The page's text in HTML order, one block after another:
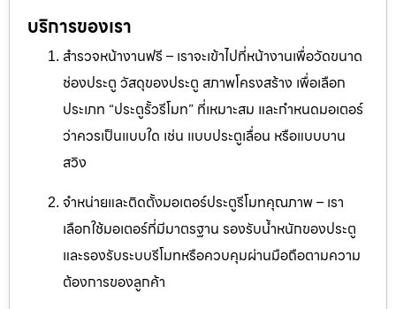
บริการของเรา
สำรวจหน้างานฟรี – เราจะเข้าไปที่หน้างานเพื่อวัดขนาด
ช่องประตู วัสดุของประตู สภาพโครงสร้าง เพื่อเลือก
ประเภท “ประตูรั้วรีโมท” ที่เหมาะสม และกำหนดมอเตอร์
ว่าควรเป็นแบบใด เช่น แบบประตูเลื่อน หรือแบบบาน
สวิง
จำหน่ายและติดตั้งมอเตอร์ประตูรีโมทคุณภาพ – เรา
เลือกใช้มอเตอร์ที่มีมาตรฐาน รองรับน้ำหนักของประตู
และรองรับระบบรีโมทหรือควบคุมผ่านมือถือตามความ
ต้องการของลูกค้า